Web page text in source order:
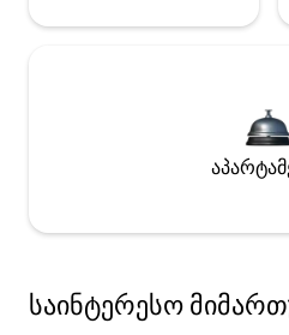
საინტერესო